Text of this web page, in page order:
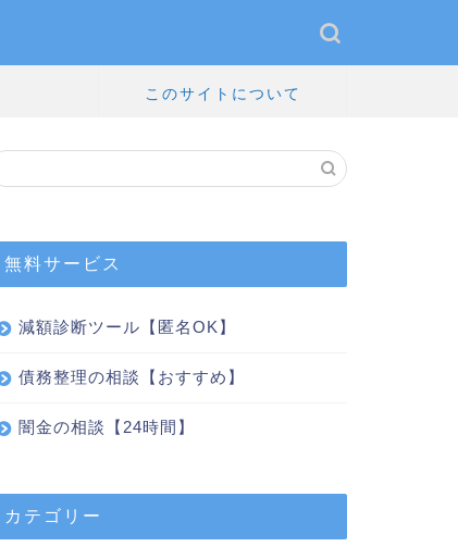
このサイトについて
無料サービス
減額診断ツール【匿名OK】
債務整理の相談【おすすめ】
闇金の相談【24時間】
カテゴリー